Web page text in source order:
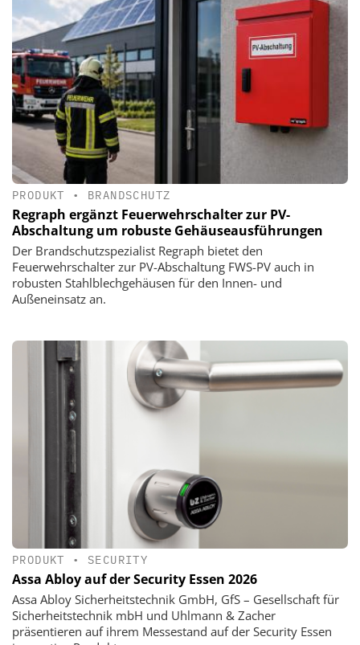
PRODUKT • BRANDSCHUTZ
Regraph ergänzt Feuerwehrschalter zur PV-
Abschaltung um robuste Gehäuseausführungen
Der Brandschutzspezialist Regraph bietet den
Feuerwehrschalter zur PV-Abschaltung FWS-PV auch in
robusten Stahlblechgehäusen für den Innen- und
Außeneinsatz an.
PRODUKT • SECURITY
Assa Abloy auf der Security Essen 2026
Assa Abloy Sicherheitstechnik GmbH, GfS – Gesellschaft für
Sicherheitstechnik mbH und Uhlmann & Zacher
präsentieren auf ihrem Messestand auf der Security Essen